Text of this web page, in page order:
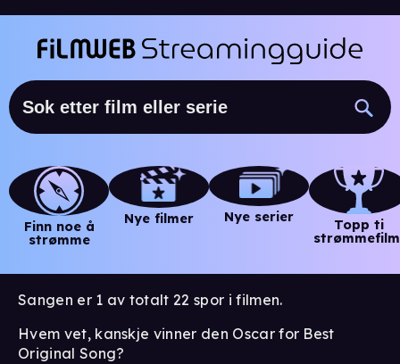
Finn noe å
strømme
Nye filmer Nye serier
Topp ti
Sangen er 1 av totalt 22 spor i filmen.
Hvem vet, kanskje vinner den Oscar for Best
Original Song?